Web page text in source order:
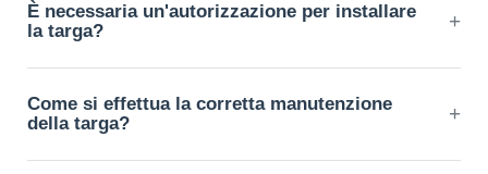
condominiali spesso è adatta 25×20 cm. Offriamo formati
personalizzati per uniformarsi alle targhe esistenti dello
stabile.
È necessaria un'autorizzazione per installare
la targa?
+
autorizzazione o comunicazione preventiva. Verificare il
regolamento condominiale e le eventuali norme comunali
prima del montaggio.
Come si effettua la corretta manutenzione
della targa?
+